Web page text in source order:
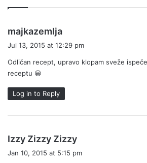
majkazemlja
a
s
Jul 13, 2015 at 12:29 pm
Odličan recept, upravo klopam sveže
receptu 😀
Log in to Reply
Izzy Zizzy Zizzy
Jan 10, 2015 at 5:15 pm